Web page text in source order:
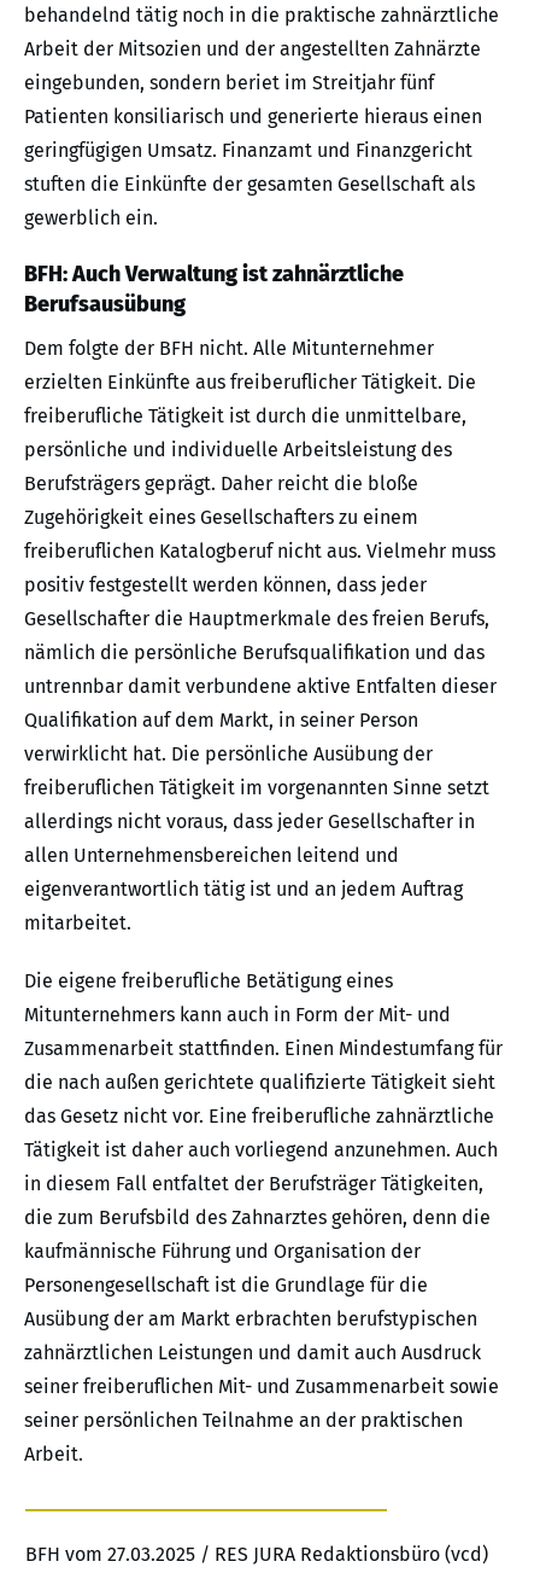
behandelnd tätig noch in die praktische zahnärztliche
Arbeit der Mitsozien und der angestellten Zahnärzte
eingebunden, sondern beriet im Streitjahr fünf
Patienten konsiliarisch und generierte hieraus einen
geringfügigen Umsatz. Finanzamt und Finanzgericht
stuften die Einkünfte der gesamten Gesellschaft als
gewerblich ein.
BFH: Auch Verwaltung ist zahnärztliche
Berufsausübung
Dem folgte der BFH nicht. Alle Mitunternehmer
erzielten Einkünfte aus freiberuflicher Tätigkeit. Die
freiberufliche Tätigkeit ist durch die unmittelbare,
persönliche und individuelle Arbeitsleistung des
Berufsträgers geprägt. Daher reicht die bloße
Zugehörigkeit eines Gesellschafters zu einem
freiberuflichen Katalogberuf nicht aus. Vielmehr muss
positiv festgestellt werden können, dass jeder
Gesellschafter die Hauptmerkmale des freien Berufs,
nämlich die persönliche Berufsqualifikation und das
untrennbar damit verbundene aktive Entfalten dieser
Qualifikation auf dem Markt, in seiner Person
verwirklicht hat. Die persönliche Ausübung der
freiberuflichen Tätigkeit im vorgenannten Sinne setzt
allerdings nicht voraus, dass jeder Gesellschafter in
allen Unternehmensbereichen leitend und
eigenverantwortlich tätig ist und an jedem Auftrag
mitarbeitet.
Die eigene freiberufliche Betätigung eines
Mitunternehmers kann auch in Form der Mit- und
Zusammenarbeit stattfinden. Einen Mindestumfang für
die nach außen gerichtete qualifizierte Tätigkeit sieht
das Gesetz nicht vor. Eine freiberufliche zahnärztliche
Tätigkeit ist daher auch vorliegend anzunehmen. Auch
in diesem Fall entfaltet der Berufsträger Tätigkeiten,
die zum Berufsbild des Zahnarztes gehören, denn die
kaufmännische Führung und Organisation der
Personengesellschaft ist die Grundlage für die
Ausübung der am Markt erbrachten berufstypischen
zahnärztlichen Leistungen und damit auch Ausdruck
seiner freiberuflichen Mit- und Zusammenarbeit sowie
seiner persönlichen Teilnahme an der praktischen
Arbeit.
BFH vom 27.03.2025 / RES JURA Redaktionsbüro (vcd)